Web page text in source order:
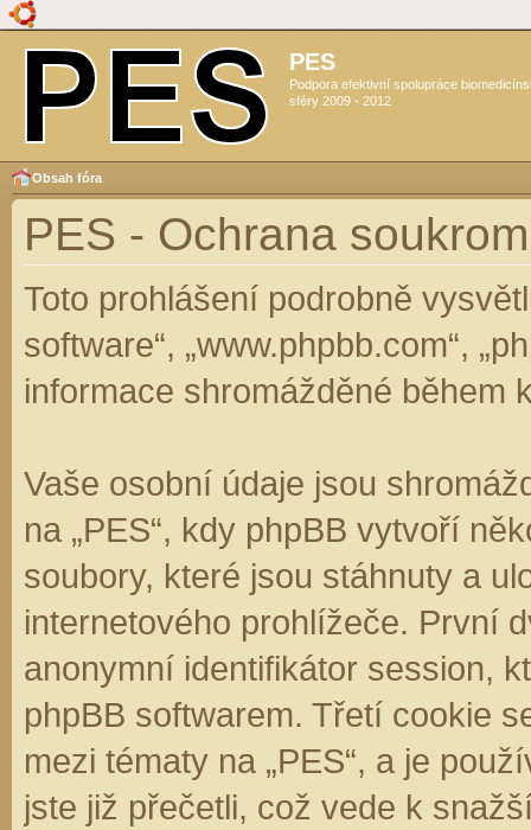
PES
Podpora efektivní spolupráce
sféry 2009 - 2012
Obsah fóra
PES - Ochrana
Toto prohlášení podrobně
software“, „www.phpbb.com“,
informace shromážděné během
Vaše osobní údaje jsou
na „PES“, kdy phpBB vytvoří
soubory, které jsou stáhnuty a
internetového prohlížeče. První
anonymní identifikátor session,
phpBB softwarem. Třetí cookie
mezi tématy na „PES“, a je
jste již přečetli, což vede k